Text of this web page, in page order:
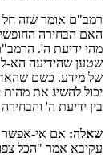
רמב"ם אומר שזה
האם הבחירה
מהי ידיעת ה'.
שטען שהידיעה הא-
של מידע. כשם שהאדם
יכול להשיג את מהות
בין ידיעת ה'
שאלה: אם אי-אפשר
עקיבא אמר "הכל